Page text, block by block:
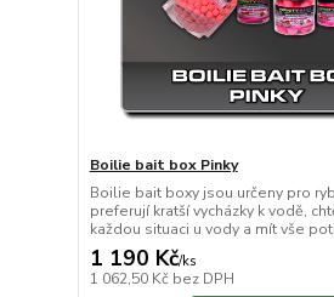
Boilie bait box Pinky
Boilie bait boxy jsou určeny pro
preferují kratší vycházky k vodě,
každou situaci u vody a mít vše
1 190 Kč/ks
1 062,50 Kč bez DPH